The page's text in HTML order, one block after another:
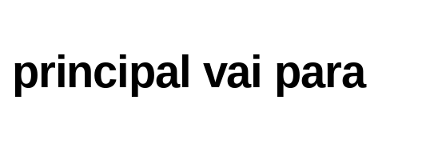
principal vai para